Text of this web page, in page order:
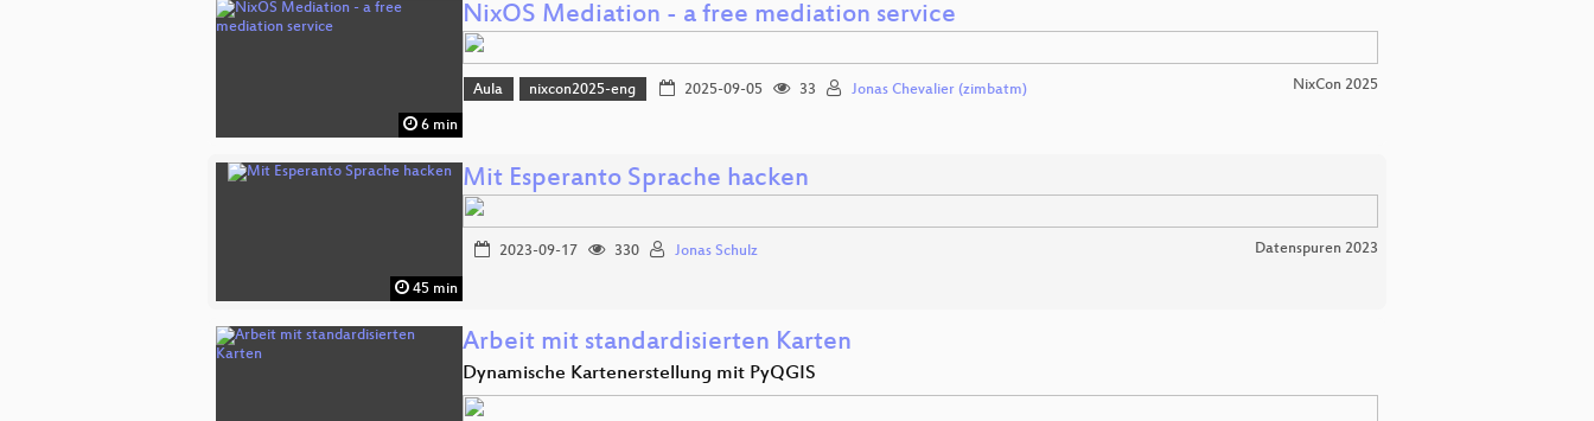
6 min
NixOS Mediation - a free mediation service
Aula nixcon2025-eng 2025-09-05 33 Jonas Chevalier (zimbatm) NixCon 2025
45 min
Mit Esperanto Sprache hacken
2023-09-17 330 Jonas Schulz Datenspuren 2023
Arbeit mit standardisierten Karten
Dynamische Kartenerstellung mit PyQGIS